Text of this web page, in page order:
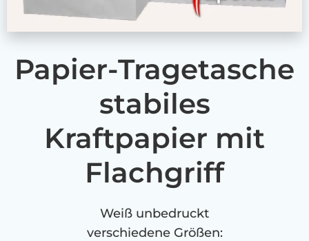
Papier-Tragetasche
stabiles
Kraftpapier mit
Flachgriff
Weiß unbedruckt
verschiedene Größen: